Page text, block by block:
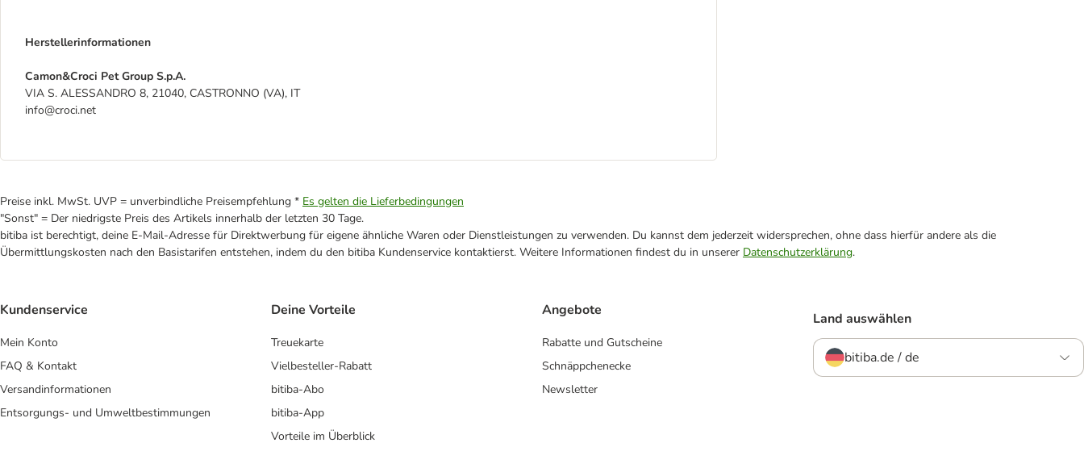
Herstellerinformationen
Camon&Croci Pet Group S.p.A.
VIA S. ALESSANDRO 8, 21040, CASTRONNO (VA), IT
info@croci.net
Preise inkl. MwSt. UVP = unverbindliche Preisempfehlung * Es gelten die Lieferbedingungen
"Sonst" = Der niedrigste Preis des Artikels innerhalb der letzten 30 Tage.
bitiba ist berechtigt, deine E-Mail-Adresse für Direktwerbung für eigene ähnliche Waren oder Dienstleistungen zu verwenden. Du kannst dem jederzeit widersprechen, ohne dass hierfür andere als die
Übermittlungskosten nach den Basistarifen entstehen, indem du den bitiba Kundenservice kontaktierst. Weitere Informationen findest du in unserer Datenschutzerklärung.
Kundenservice
Mein Konto
FAQ & Kontakt
Versandinformationen
Entsorgungs- und Umweltbestimmungen
Deine Vorteile
Treuekarte
Vielbesteller-Rabatt
bitiba-Abo
bitiba-App
Vorteile im Überblick
Angebote
Rabatte und Gutscheine
Schnäppchenecke
Newsletter
Land auswählen
bitiba.de / de